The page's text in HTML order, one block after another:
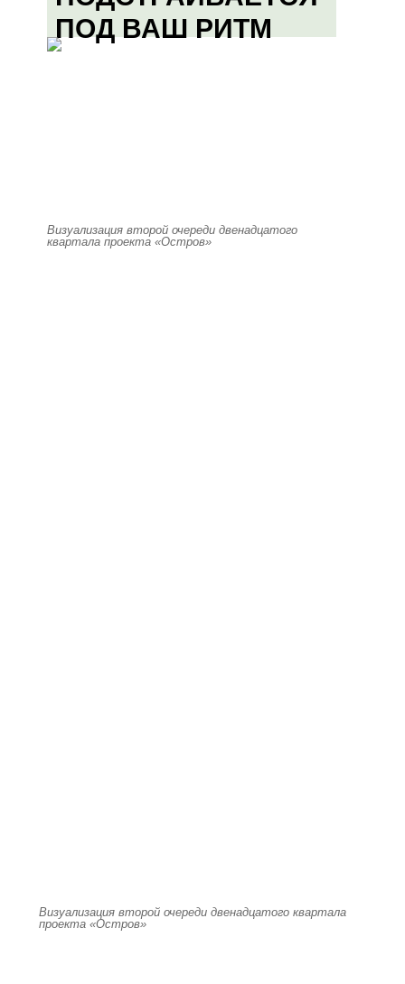
ПОД ВАШ РИТМ
Визуализация второй очереди двенадцатого
квартала проекта «Остров»
Визуализация второй очереди двенадцатого квартала
проекта «Остров»